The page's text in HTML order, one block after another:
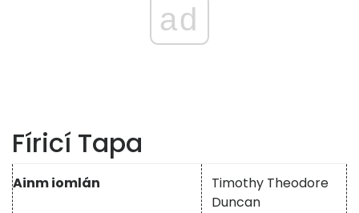
ad
Fíricí Tapa
Ainm iomlán
Timothy Theodore
Duncan